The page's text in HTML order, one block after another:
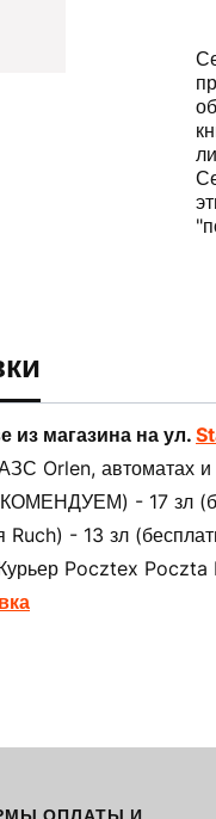
из магазина на ул.
Orlen, автоматах
- 17 зл
- 13 зл
Pocztex Poczta
ОПЛАТЫ И